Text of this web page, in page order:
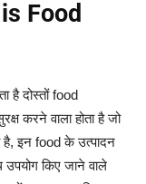
Food
है दोस्तों food
करने वाला होता है जो
है, इन food के उत्पादन
किए जाने वाले